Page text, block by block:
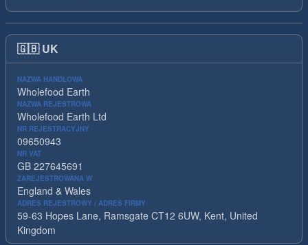
🇬🇧 UK
NAZWA HANDLOWA
Wholefood Earth
NAZWA REJESTROWA
Wholefood Earth Ltd
NR REJESTRACYJNY
09650943
NR VAT
GB 227645691
ZAREJESTROWANA W
England & Wales
ADRES REJESTROWY / ADRES FIRMY
59-63 Hopes Lane, Ramsgate CT12 6UW, Kent, United
Kingdom